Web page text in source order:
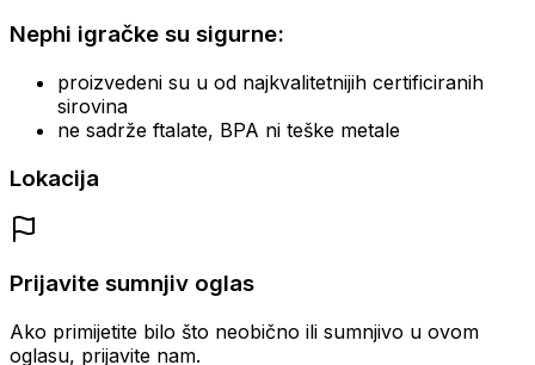
Nephi igračke su sigurne:
proizvedeni su u od najkvalitetnijih certificiranih
sirovina
ne sadrže ftalate, BPA ni teške metale
Lokacija
Prijavite sumnjiv oglas
Ako primijetite bilo što neobično ili sumnjivo u ovom
oglasu, prijavite nam.